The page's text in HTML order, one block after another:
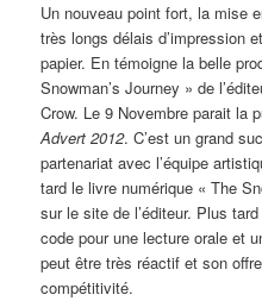
Un nouveau point fort, la mise
très longs délais d’impression
papier. En témoigne la belle
Snowman’s Journey » de
Crow. Le 9 Novembre parait la
Advert 2012. C’est un grand
partenariat avec l’équipe
tard le livre numérique « The
sur le site de l’éditeur. Plus
code pour une lecture orale et
peut être très réactif et son
compétitivité.